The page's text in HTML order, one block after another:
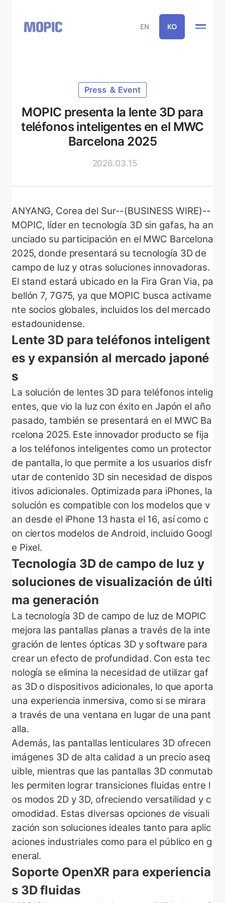
EN KO
Press ＆ Event
MOPIC presenta la lente 3D para
teléfonos inteligentes en el MWC
Barcelona 2025
2026.03.15
ANYANG, Corea del Sur--(BUSINESS WIRE)--
MOPIC, líder en tecnología 3D sin gafas, ha an
unciado su participación en el MWC Barcelona
2025, donde presentará su tecnología 3D de
campo de luz y otras soluciones innovadoras.
El stand estará ubicado en la Fira Gran Via, pa
bellón 7, 7G75, ya que MOPIC busca activame
nte socios globales, incluidos los del mercado
estadounidense.
Lente 3D para teléfonos inteligent
es y expansión al mercado japoné
s
La solución de lentes 3D para teléfonos intelig
entes, que vio la luz con éxito en Japón el año
pasado, también se presentará en el MWC Ba
rcelona 2025. Este innovador producto se fija
a los teléfonos inteligentes como un protector
de pantalla, lo que permite a los usuarios disfr
utar de contenido 3D sin necesidad de dispos
itivos adicionales. Optimizada para iPhones, la
solución es compatible con los modelos que v
an desde el iPhone 13 hasta el 16, así como c
on ciertos modelos de Android, incluido Googl
e Pixel.
Tecnología 3D de campo de luz y
soluciones de visualización de últi
ma generación
La tecnología 3D de campo de luz de MOPIC
mejora las pantallas planas a través de la inte
gración de lentes ópticas 3D y software para
crear un efecto de profundidad. Con esta tec
nología se elimina la necesidad de utilizar gaf
as 3D o dispositivos adicionales, lo que aporta
una experiencia inmersiva, como si se mirara
a través de una ventana en lugar de una pant
alla.
Además, las pantallas lenticulares 3D ofrecen
imágenes 3D de alta calidad a un precio aseq
uible, mientras que las pantallas 3D conmutab
les permiten lograr transiciones fluidas entre l
os modos 2D y 3D, ofreciendo versatilidad y c
omodidad. Estas diversas opciones de visuali
zación son soluciones ideales tanto para aplic
aciones industriales como para el público en g
eneral.
Soporte OpenXR para experiencia
s 3D fluidas